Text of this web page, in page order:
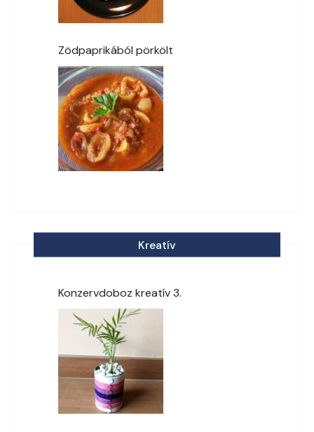
Zödpaprikából pörkölt
Kreatív
Konzervdoboz kreatív 3.